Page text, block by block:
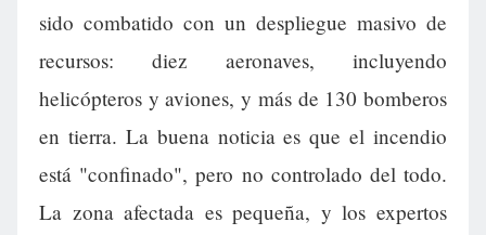
sido combatido con un despliegue masivo de
recursos: diez aeronaves, incluyendo
helicópteros y aviones, y más de 130 bomberos
en tierra. La buena noticia es que el incendio
está "confinado", pero no controlado del todo.
La zona afectada es pequeña, y los expertos